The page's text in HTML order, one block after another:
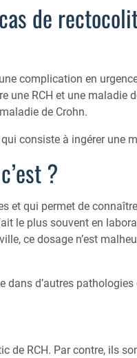
de
complication en
RCH et une maladie
de Crohn.
consiste à ingérer une
?
et qui permet de
le plus souvent en
ce dosage n’est
d’autres pathologies
de RCH. Par contre, ils